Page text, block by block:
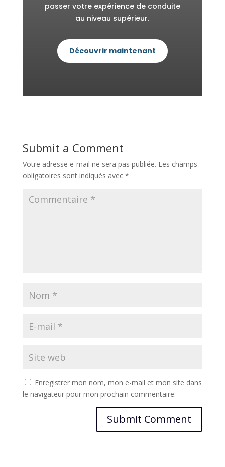
passer votre expérience de conduite
au niveau supérieur.
Découvrir maintenant
Submit a Comment
Votre adresse e-mail ne sera pas publiée. Les champs
obligatoires sont indiqués avec *
Enregistrer mon nom, mon e-mail et mon site dans
le navigateur pour mon prochain commentaire.